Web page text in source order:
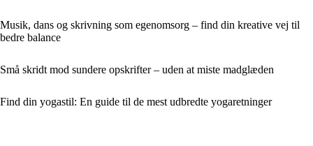
Musik, dans og skrivning som egenomsorg – find din kreative vej til
bedre balance
Små skridt mod sundere opskrifter – uden at miste madglæden
Find din yogastil: En guide til de mest udbredte yogaretninger